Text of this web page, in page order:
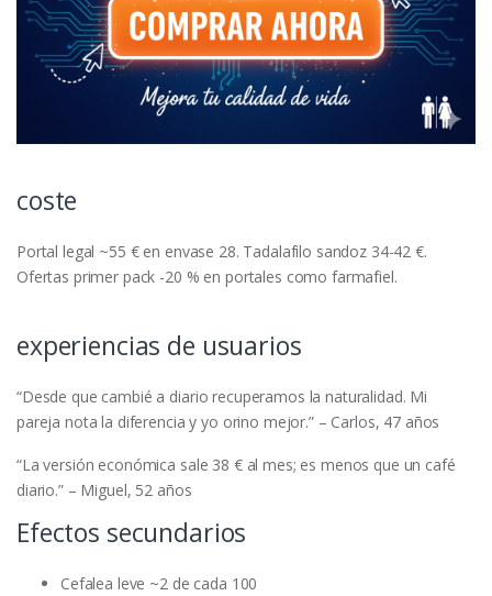
coste
Portal legal ~55 € en envase 28. Tadalafilo sandoz 34-42 €.
Ofertas primer pack -20 % en portales como farmafiel.
experiencias de usuarios
“Desde que cambié a diario recuperamos la naturalidad. Mi
pareja nota la diferencia y yo orino mejor.” – Carlos, 47 años
“La versión económica sale 38 € al mes; es menos que un café
diario.” – Miguel, 52 años
Efectos secundarios
Cefalea leve ~2 de cada 100